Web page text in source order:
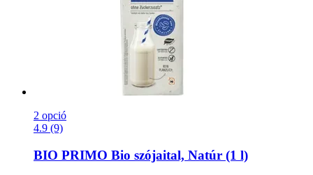
2 opció
4.9 (9)
BIO PRIMO Bio szójaital, Natúr (1 l)